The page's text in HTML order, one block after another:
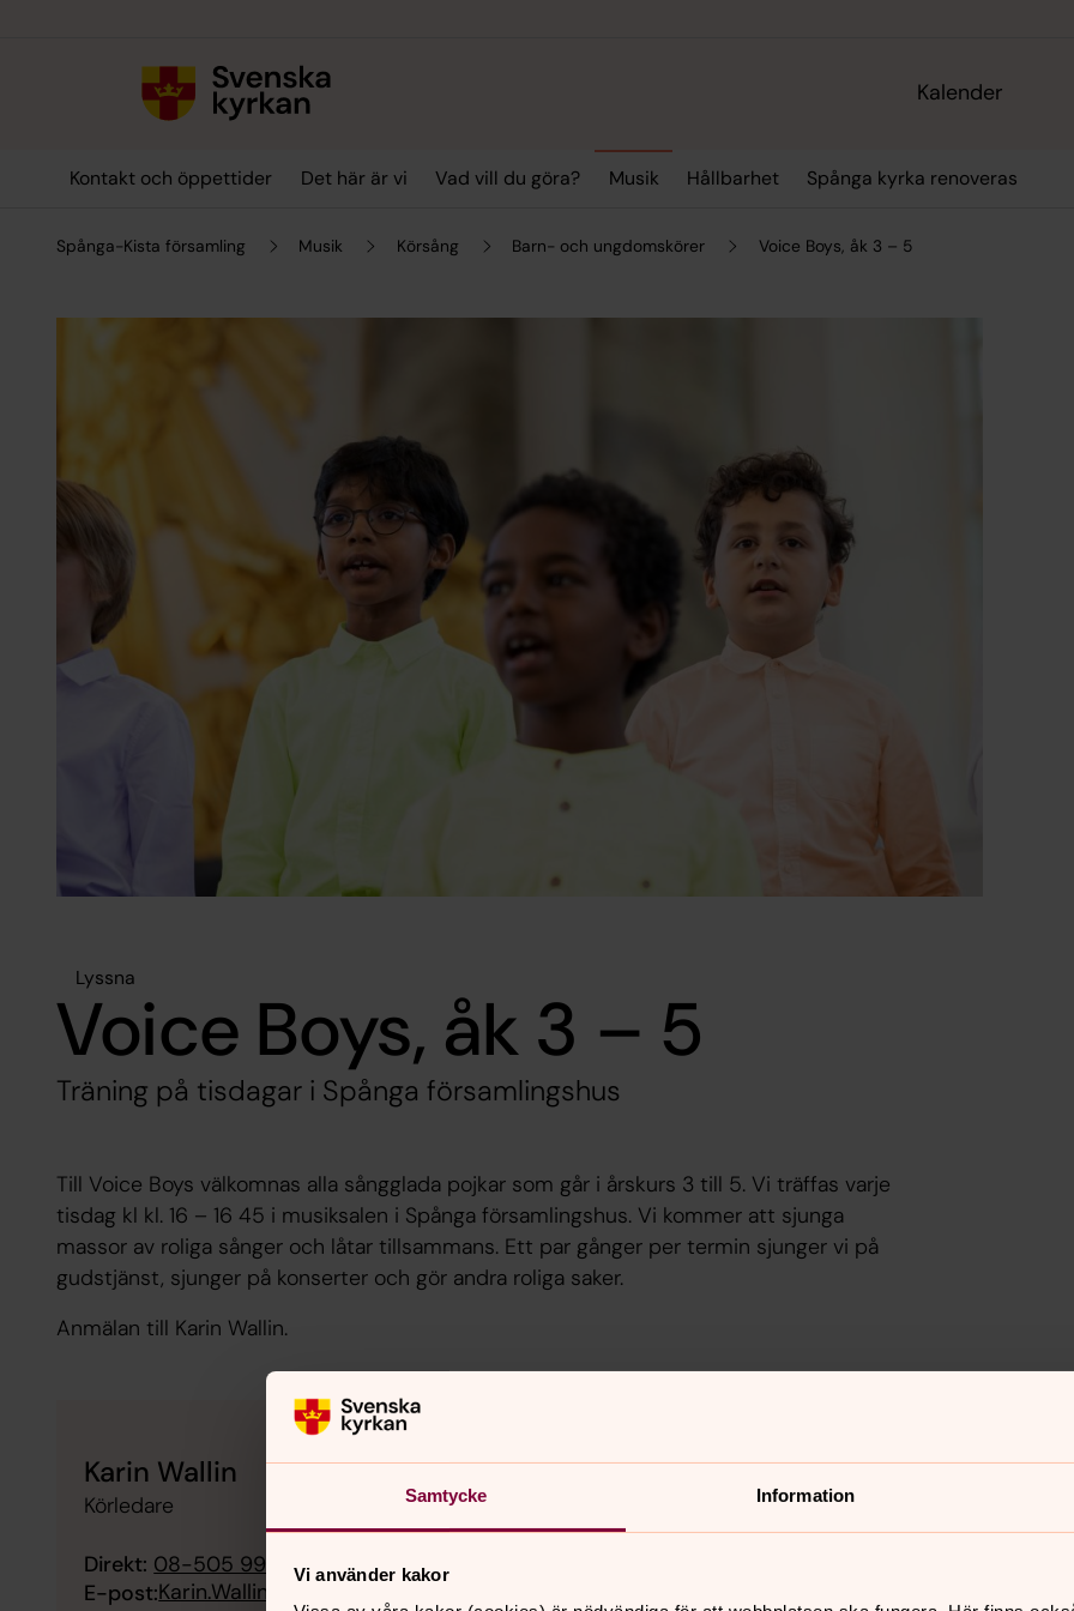
Samtycke Information
Vi använder kakor
Kalender
Kontakt och öppettider Det här är vi Vad vill du göra? Musik Hållbarhet Spånga kyrka renoveras
Spånga-Kista församling Musik Körsång Barn- och ungdomskörer Voice Boys, åk 3 – 5
Lyssna
Voice Boys, åk 3 – 5
Träning på tisdagar i Spånga församlingshus
Till Voice Boys välkomnas alla sångglada pojkar som går i årskurs 3 till 5. Vi träffas varje
tisdag kl kl. 16 – 16 45 i musiksalen i Spånga församlingshus. Vi kommer att sjunga
massor av roliga sånger och låtar tillsammans. Ett par gånger per termin sjunger vi på
gudstjänst, sjunger på konserter och gör andra roliga saker.
Anmälan till Karin Wallin.
Karin Wallin
Körledare
Direkt: 08-505 990 23
E-post:Karin.Wallin@svenskakyrkan.se